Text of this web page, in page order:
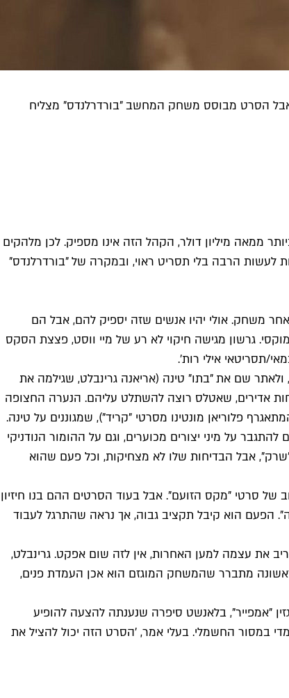
זה, אבל הסרט מבוסס משחק המחשב "בורדרלנדס" מצליח
ממאה מיליון דולר, הקהל הזה אינו מספיק. לכן מלהקים
לעשות הרבה בלי תסריט ראוי, ובמקרה של "בורדרלנדס"
משחק. אולי יהיו אנשים שזה יספיק להם, אבל הם
גרשון מגישה חיקוי לא רע של מיי ווסט, פצצת הסקס
תסריטאי אילי רות'.
שם את "בתו" טינה (אריאנה גרינבלט, שגילמה את
אדירים, שאטלס רוצה להשתלט עליהם. הנערה החצופה
פלוריאן מונטינו מסרטי "קריד"), שמגוננים על טינה.
על מיני יצורים מכוערים, וגם על ההומור הנודניקי
אבל הבדיחות שלו לא מצחיקות, וכל פעם שהוא
של סרטי "מקס הזועם". אבל בעוד הסרטים ההם בנו חיזיון
הפעם הוא קיבל תקציב גבוה, אך נראה שהתרגל לעבוד
את עצמה למען האחרות, אין לזה שום אפקט. גרינבלט,
מתברר שהמשחק המוגזם הוא אכן העמדת פנים,
"אמפייר", בלאנשט סיפרה שנענתה להצעה להופיע
קצת יותר מדי במסור החשמלי. בעלי אמר, 'הסרט הזה יכול להציל את